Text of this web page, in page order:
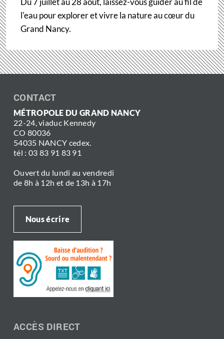
l'eau pour explorer et vivre la nature au cœur du
Grand Nancy.
CONTACT
MÉTROPOLE DU GRAND NANCY
22-24, viaduc Kennedy
CO 80036
54035 NANCY cedex.
tél : 03 83 91 83 91
Ouvert du lundi au vendredi
de 8h à 12h et de 13h à 17h
Nous écrire
ACCÈS DIRECT